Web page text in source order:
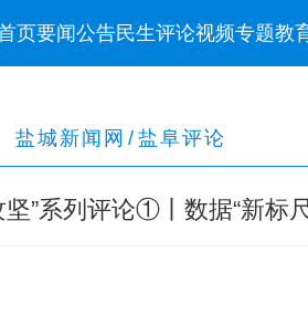
页要闻公告民生评论视频专题教
盐城新闻网 / 盐阜评论
”系列评论①丨数据“新标